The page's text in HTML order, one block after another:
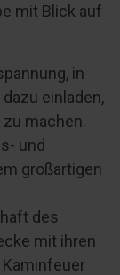
mit Blick auf
in
einladen,
machen.
und
großartigen
des
mit ihren